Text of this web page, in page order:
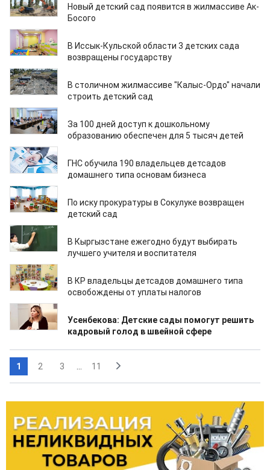
Новый детский сад появится в жилмассиве Ак-
Босого
22.07.2023
В Иссык-Кульской области 3 детских сада
возвращены государству
16.07.2023
В столичном жилмассиве "Калыс-Ордо" начали
строить детский сад
06.07.2023
За 100 дней доступ к дошкольному
образованию обеспечен для 5 тысяч детей
05.07.2023
ГНС обучила 190 владельцев детсадов
домашнего типа основам бизнеса
23.06.2023
По иску прокуратуры в Сокулуке возвращен
детский сад
15.06.2023
В Кыргызстане ежегодно будут выбирать
лучшего учителя и воспитателя
14.06.2023
В КР владельцы детсадов домашнего типа
освобождены от уплаты налогов
02.06.2023
Усенбекова: Детские сады помогут решить
кадровый голод в швейной сфере
1 2 3 11